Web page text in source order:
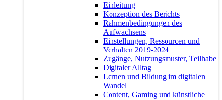
Einleitung
Konzeption des Berichts
Rahmenbedingungen des
Aufwachsens
Einstellungen, Ressourcen und
Verhalten 2019-2024
Zugänge, Nutzungsmuster, Teilhabe
Digitaler Alltag
Lernen und Bildung im digitalen
Wandel
Content, Gaming und künstliche